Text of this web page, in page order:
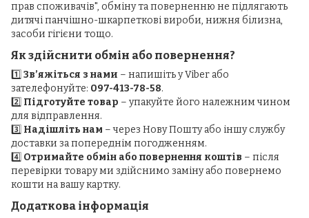
прав споживачів", обміну та поверненню не підлягають
дитячі панчішно-шкарпеткові вироби, нижня білизна,
засоби гігієни тощо.
Як здійснити обмін або повернення?
1️⃣ Зв’яжіться з нами – напишіть у Viber або
зателефонуйте: 097-413-78-58.
2️⃣ Підготуйте товар – упакуйте його належним чином
для відправлення.
3️⃣ Надішліть нам – через Нову Пошту або іншу службу
доставки за попереднім погодженням.
4️⃣ Отримайте обмін або повернення коштів – після
перевірки товару ми здійснимо заміну або повернемо
кошти на вашу картку.
Додаткова інформація